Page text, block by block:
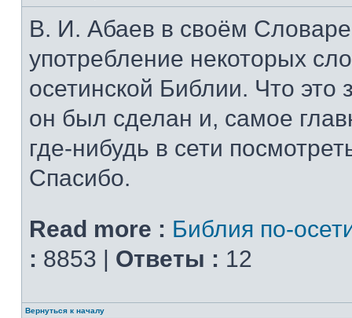
В. И. Абаев в своём
употребление некоторых
осетинской Библии. Что это
он был сделан и, самое
где-нибудь в сети
Спасибо.
Read more : Библия по-
: 8853 | Ответы : 12
Вернуться к началу